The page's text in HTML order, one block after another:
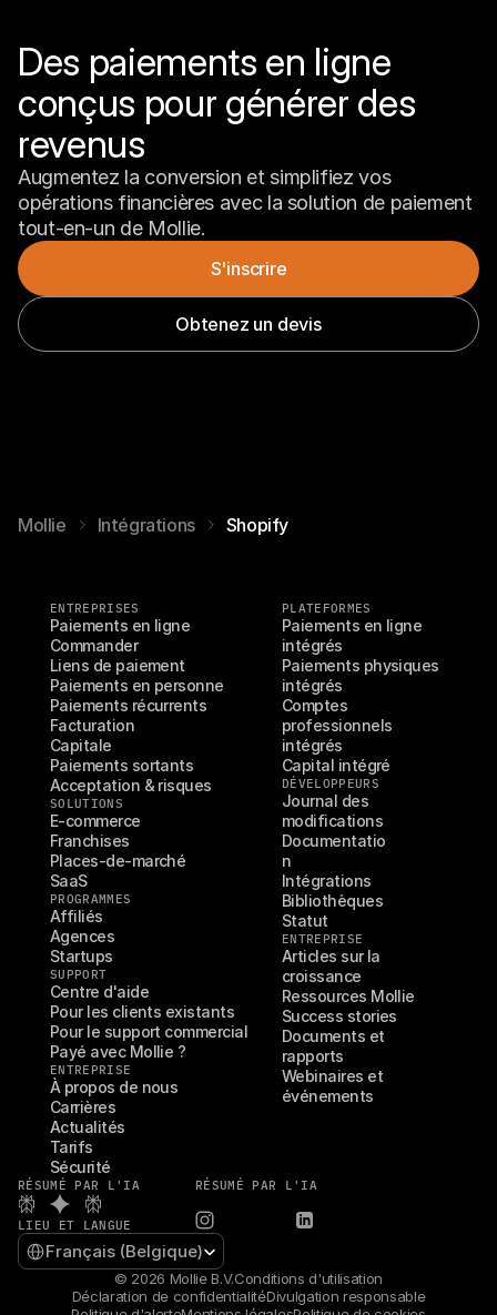
Des paiements en ligne
conçus pour générer des
revenus
Augmentez la conversion et simplifiez vos
opérations financières avec la solution de paiement
tout-en-un de Mollie.
S'inscrire
Obtenez un devis
Mollie Intégrations Shopify
ENTREPRISES
Paiements en ligne
Commander
Liens de paiement
Paiements en personne
Paiements récurrents
Facturation
Capitale
Paiements sortants
Acceptation & risques
SOLUTIONS
E-commerce
Franchises
Places-de-marché
SaaS
PROGRAMMES
Affiliés
Agences
Startups
SUPPORT
Centre d'aide
Pour les clients existants
Pour le support commercial
Payé avec Mollie ?
ENTREPRISE
À propos de nous
Carrières
Actualités
Tarifs
Sécurité
PLATEFORMES
Paiements en ligne
intégrés
Paiements physiques
intégrés
Comptes
professionnels
intégrés
Capital intégré
DÉVELOPPEURS
Journal des
modifications
Documentatio
n
Intégrations
Bibliothèques
Statut
ENTREPRISE
Articles sur la
croissance
Ressources Mollie
Success stories
Documents et
rapports
Webinaires et
événements
RÉSUMÉ PAR L'IA RÉSUMÉ PAR L'IA
LIEU ET LANGUE
Select Language
Français (Belgique)
© 2026 Mollie B.V.Conditions d'utilisation
Déclaration de confidentialitéDivulgation responsable